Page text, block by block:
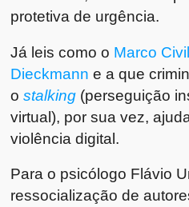
protetiva de urgência.
Já leis como o Marco
Dieckmann e a que
ostalking (perseguição
virtual), por sua vez,
violência digital.
Para o psicólogo Flávio
ressocialização de